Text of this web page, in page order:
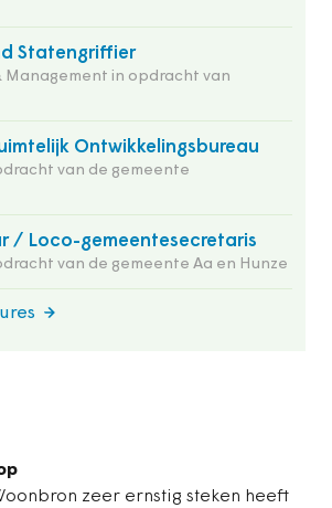
Statengriffier
Management in opdracht van
Ontwikkelingsbureau
van de gemeente
/ Loco-gemeentesecretaris
van de gemeente Aa en Hunze
zeer ernstig steken heeft